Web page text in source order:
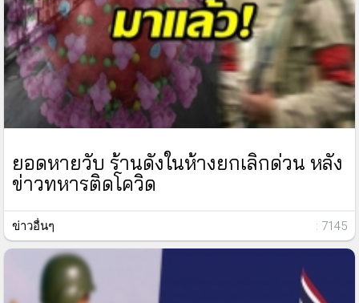
ยอดหายวับ ร้านดังในห้างยกเลิกด่วน หลัง
ข่าวทหารติดโควิด
ข่าวอื่นๆ : 7145